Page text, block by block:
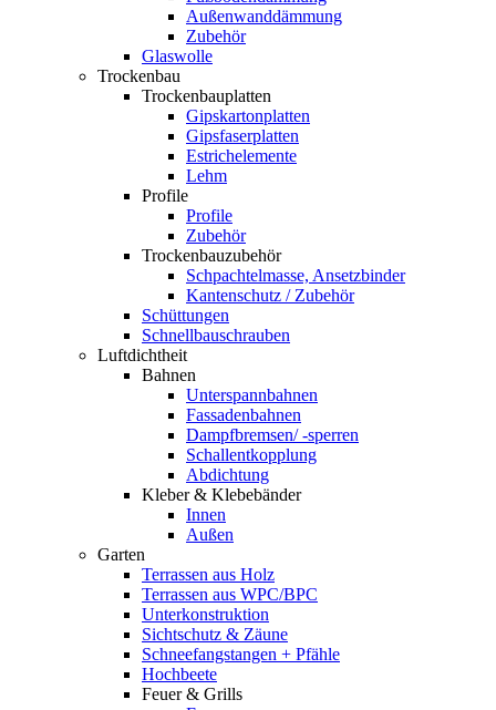
Außenwanddämmung
Zubehör
Glaswolle
Trockenbau
Trockenbauplatten
Gipskartonplatten
Gipsfaserplatten
Estrichelemente
Lehm
Profile
Profile
Zubehör
Trockenbauzubehör
Schpachtelmasse, Ansetzbinder
Kantenschutz / Zubehör
Schüttungen
Schnellbauschrauben
Luftdichtheit
Bahnen
Unterspannbahnen
Fassadenbahnen
Dampfbremsen/ -sperren
Schallentkopplung
Abdichtung
Kleber & Klebebänder
Innen
Außen
Garten
Terrassen aus Holz
Terrassen aus WPC/BPC
Unterkonstruktion
Sichtschutz & Zäune
Schneefangstangen + Pfähle
Hochbeete
Feuer & Grills